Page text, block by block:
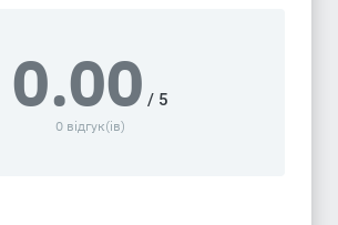
0.00 / 5
0 відгук(ів)